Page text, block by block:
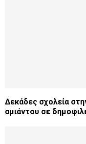
Δεκάδες σχολεία
αμιάντου σε